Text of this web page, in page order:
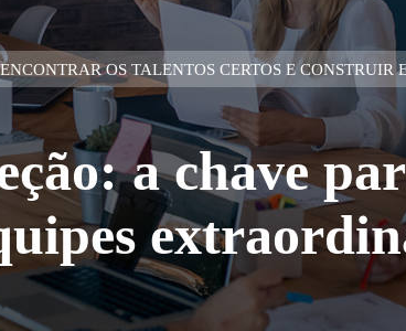
OS TALENTOS CERTOS E
a chave